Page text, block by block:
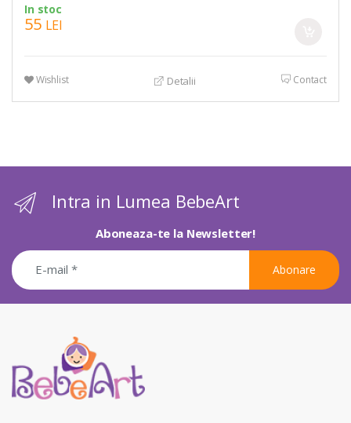
In stoc
55 LEI
Wishlist Detalii Contact
Intra in Lumea BebeArt
Aboneaza-te la Newsletter!
Abonare